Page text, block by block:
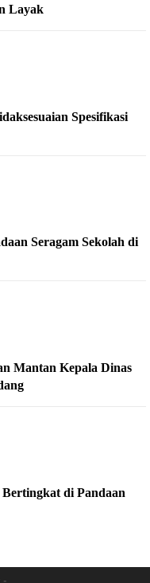
Layak
Spesifikasi
Seragam Sekolah di
Mantan Kepala Dinas
di Pandaan
-